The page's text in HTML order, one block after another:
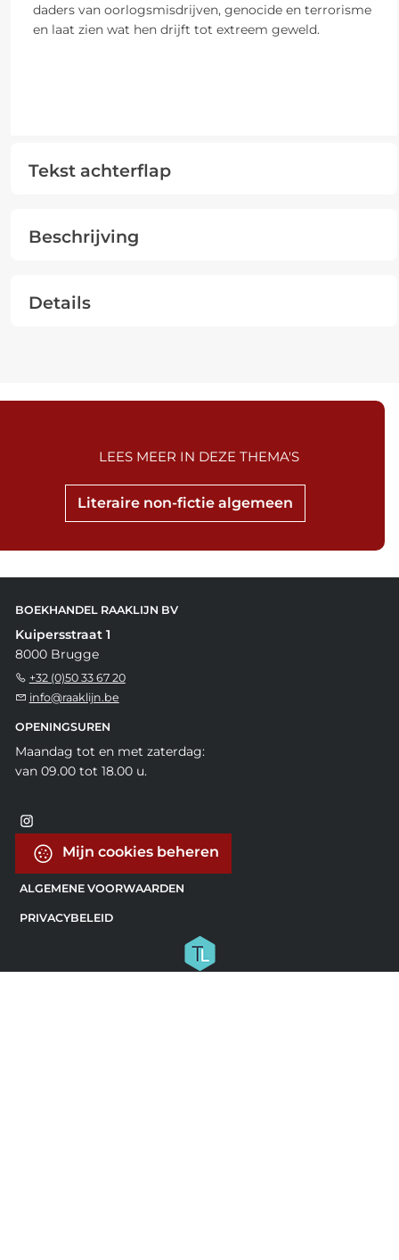
daders van oorlogsmisdrijven, genocide en terrorisme
en laat zien wat hen drijft tot extreem geweld.
Tekst achterflap
Beschrijving
Details
Literaire non-fictie algemeen
LEES MEER IN DEZE THEMA'S
BOEKHANDEL RAAKLIJN BV
Kuipersstraat 1
8000 Brugge
+32 (0)50 33 67 20
info@raaklijn.be
OPENINGSUREN
Maandag tot en met zaterdag:
van 09.00 tot 18.00 u.
Mijn cookies beheren
ALGEMENE VOORWAARDEN
PRIVACYBELEID